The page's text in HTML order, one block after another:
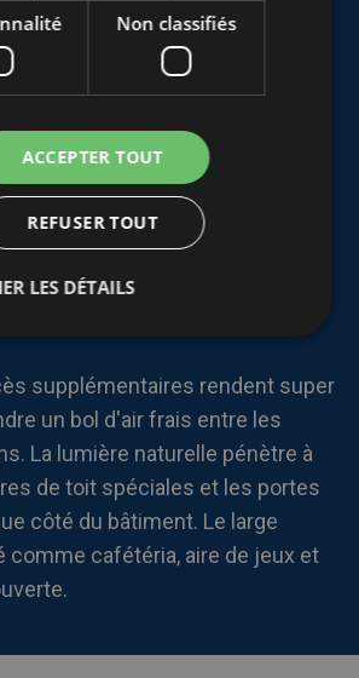
livré ?
en conteneur offrent une
250 élèves, disposent de
services 360°tels qu'une
sanitaires
pour les élèves
La particularité de ces classes
vous pouvez accéder au
par 3 côtés.
supplémentaires rendent super
un bol d'air frais entre les
La lumière naturelle pénètre à
de toit spéciales et les portes
côté du bâtiment. Le large
comme cafétéria, aire de jeux et
Non classifiés
ACCEPTER TOUT
REFUSER TOUT
LES DÉTAILS